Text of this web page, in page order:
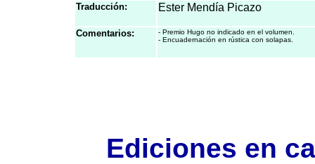
Traducción: Ester Mendía Picazo
Comentarios:
- Premio Hugo no indicado en el volumen.
- Encuadernación en rústica con solapas.
Ediciones en